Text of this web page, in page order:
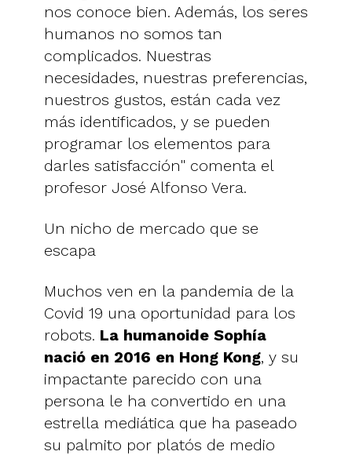
nos conoce bien. Además, los seres
humanos no somos tan
complicados. Nuestras
necesidades, nuestras preferencias,
nuestros gustos, están cada vez
más identificados, y se pueden
programar los elementos para
darles satisfacción" comenta el
profesor José Alfonso Vera.
Un nicho de mercado que se
escapa
Muchos ven en la pandemia de la
Covid 19 una oportunidad para los
robots. La humanoide Sophía
nació en 2016 en Hong Kong, y su
impactante parecido con una
persona le ha convertido en una
estrella mediática que ha paseado
su palmito por platós de medio